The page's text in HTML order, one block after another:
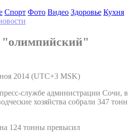
Спорт Фото Видео Здоровье Кухня
"олимпийский"
2014 (UTC+3 MSK)
службе администрации Сочи, в
хозяйства собрали 347 тонн
124 тонны превысил